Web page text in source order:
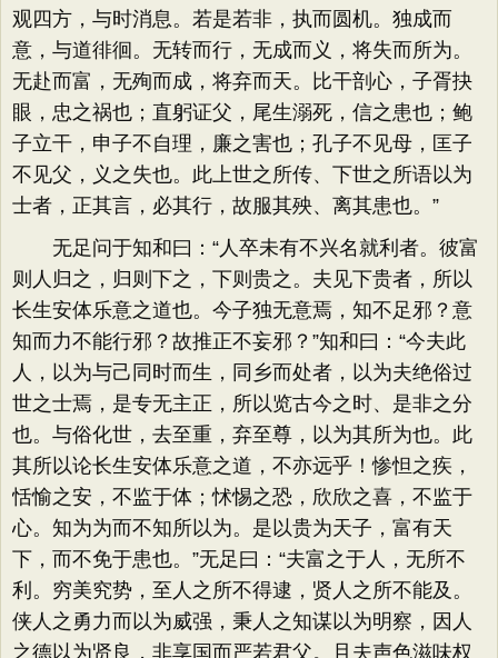
观四方，与时消息。若是若非，执而圆机。独成而
意，与道徘徊。无转而行，无成而义，将失而所为。
无赴而富，无殉而成，将弃而天。比干剖心，子胥抉
眼，忠之祸也；直躬证父，尾生溺死，信之患也；鲍
子立干，申子不自理，廉之害也；孔子不见母，匡子
不见父，义之失也。此上世之所传、下世之所语以为
士者，正其言，必其行，故服其殃、离其患也。”
无足问于知和曰：“人卒未有不兴名就利者。彼富
则人归之，归则下之，下则贵之。夫见下贵者，所以
长生安体乐意之道也。今子独无意焉，知不足邪？意
知而力不能行邪？故推正不妄邪？”知和曰：“今夫此
人，以为与己同时而生，同乡而处者，以为夫绝俗过
世之士焉，是专无主正，所以览古今之时、是非之分
也。与俗化世，去至重，弃至尊，以为其所为也。此
其所以论长生安体乐意之道，不亦远乎！惨怛之疾，
恬愉之安，不监于体；怵惕之恐，欣欣之喜，不监于
心。知为为而不知所以为。是以贵为天子，富有天
下，而不免于患也。”无足曰：“夫富之于人，无所不
利。穷美究势，至人之所不得逮，贤人之所不能及。
侠人之勇力而以为威强，秉人之知谋以为明察，因人
之德以为贤良，非享国而严若君父。且夫声色滋味权